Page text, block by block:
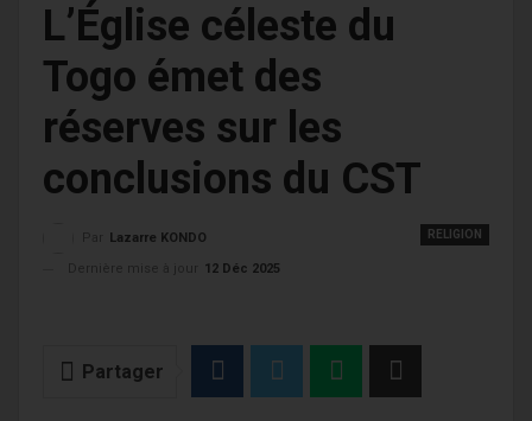
L’Église céleste du
Togo émet des
réserves sur les
conclusions du CST
RELIGION
Lazarre KONDO
12 Déc 2025
Partager